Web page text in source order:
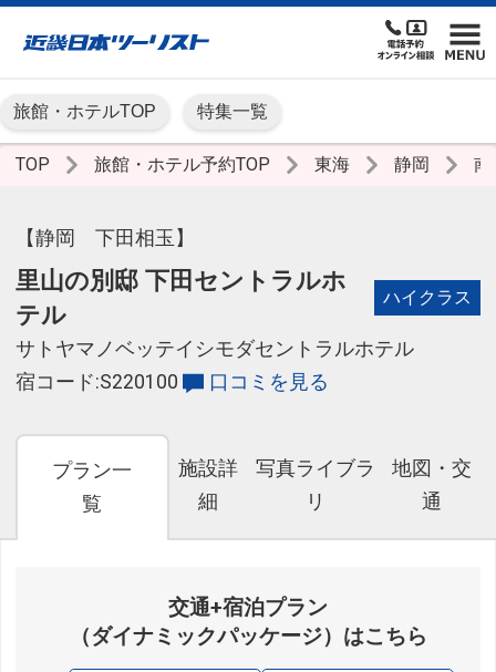
旅館・ホテルTOP 特集一覧
TOP 旅館・ホテル予約TOP 東海 静岡
【静岡 下田相玉】
里山の別邸 下田セントラルホ
テル
ハイクラス
サトヤマノベッテイシモダセントラルホテル
宿コード:S220100
口コミを見る
プラン一
覧
施設詳
細
写真ライブラ
リ
地図・交
通
交通+宿泊プラン
（ダイナミックパッケージ）はこちら